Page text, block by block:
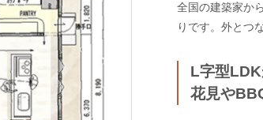
全国の建築家か
りです。外とつ
L字型
花見や